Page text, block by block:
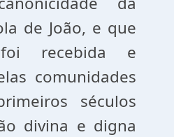
de João, e que
recebida e
comunidades
séculos
divina e digna